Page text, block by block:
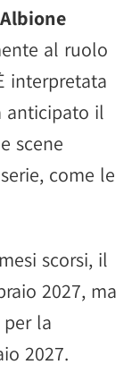
Albione
al ruolo
interpretata
anticipato il
scene
come le
scorsi, il
2027, ma
la
2027.